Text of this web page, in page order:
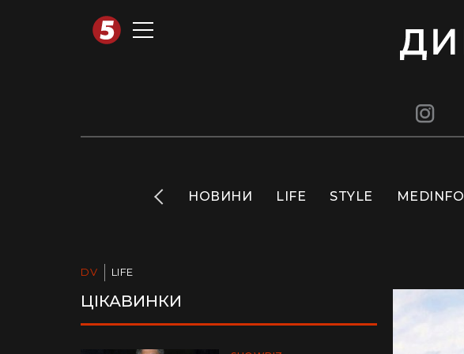
INFO НОВИНИ LIFE STYLE MEDINFO
DV LIFE
ЦІКАВИНКИ